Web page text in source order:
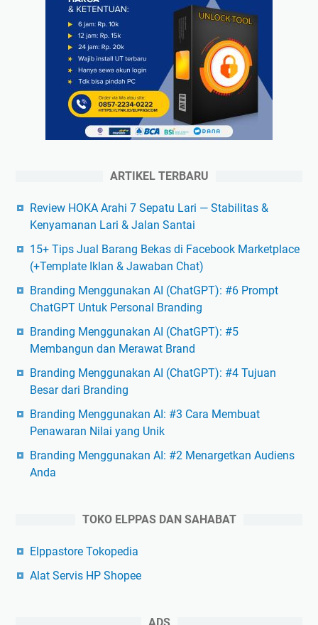
ARTIKEL TERBARU
Review HOKA Arahi 7 Sepatu Lari — Stabilitas &
Kenyamanan Lari & Jalan Santai
15+ Tips Jual Barang Bekas di Facebook Marketplace
(+Template Iklan & Jawaban Chat)
Branding Menggunakan AI (ChatGPT): #6 Prompt
ChatGPT Untuk Personal Branding
Branding Menggunakan AI (ChatGPT): #5
Membangun dan Merawat Brand
Branding Menggunakan AI (ChatGPT): #4 Tujuan
Besar dari Branding
Branding Menggunakan AI: #3 Cara Membuat
Penawaran Nilai yang Unik
Branding Menggunakan AI: #2 Menargetkan Audiens
Anda
TOKO ELPPAS DAN SAHABAT
Elppastore Tokopedia
Alat Servis HP Shopee
ADS